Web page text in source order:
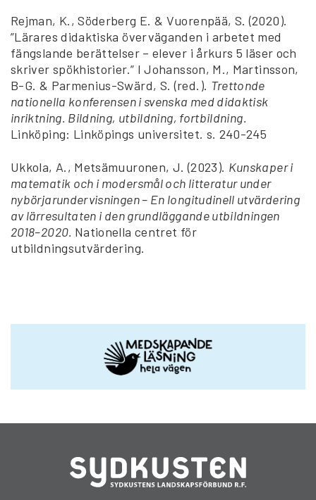
Rejman, K., Söderberg E. & Vuorenpää, S. (2020).
”Lärares didaktiska överväganden i arbetet med
fängslande berättelser – elever i årkurs 5 läser och
skriver spökhistorier.” I Johansson, M., Martinsson,
B-G. & Parmenius-Swärd, S. (red.). Trettonde
nationella konferensen i svenska med didaktisk
inriktning. Bildning, utbildning, fortbildning.
Linköping: Linköpings universitet. s. 240-245
Ukkola, A., Metsämuuronen, J. (2023). Kunskaper i
matematik och i modersmål och litteratur under
nybörjarundervisningen – En longitudinell utvärdering
av lärresultaten i den grundläggande utbildningen
2018–2020. Nationella centret för
utbildningsutvärdering.